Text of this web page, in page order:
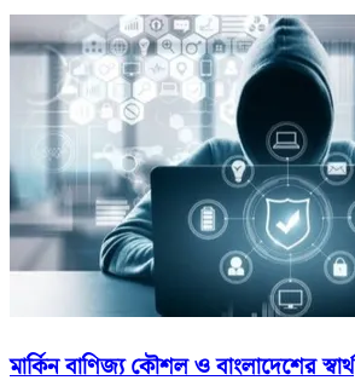
মার্কিন বাণিজ্য কৌশল ও বাংলাদেশের স্বার্থ